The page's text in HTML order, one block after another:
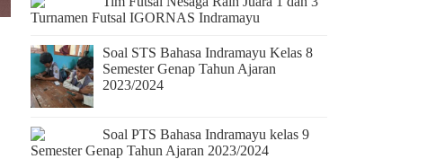
Turnamen Futsal IGORNAS Indramayu
Soal STS Bahasa Indramayu Kelas 8
Semester Genap Tahun Ajaran
2023/2024
Soal PTS Bahasa Indramayu kelas 9
Semester Genap Tahun Ajaran 2023/2024